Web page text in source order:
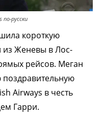
русски
короткую
из Женевы в Лос-
рейсов. Меган
Airways в честь
Гарри.